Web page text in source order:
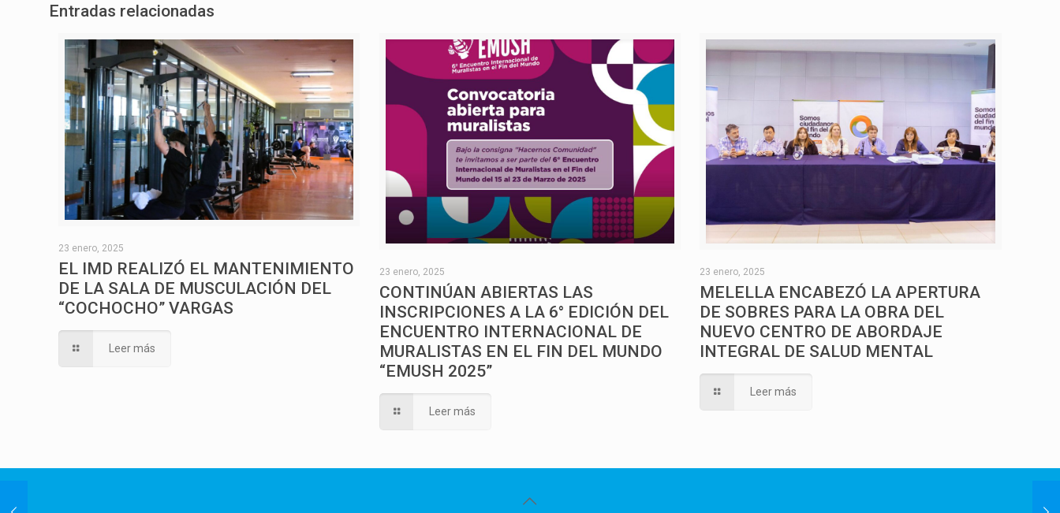
Entradas relacionadas
23 enero, 2025
EL IMD REALIZÓ EL MANTENIMIENTO
DE LA SALA DE MUSCULACIÓN DEL
“COCHOCHO” VARGAS
Leer más
23 enero, 2025
CONTINÚAN ABIERTAS LAS
INSCRIPCIONES A LA 6° EDICIÓN DEL
ENCUENTRO INTERNACIONAL DE
MURALISTAS EN EL FIN DEL MUNDO
“EMUSH 2025”
Leer más
23 enero, 2025
MELELLA ENCABEZÓ LA APERTURA
DE SOBRES PARA LA OBRA DEL
NUEVO CENTRO DE ABORDAJE
INTEGRAL DE SALUD MENTAL
Leer más